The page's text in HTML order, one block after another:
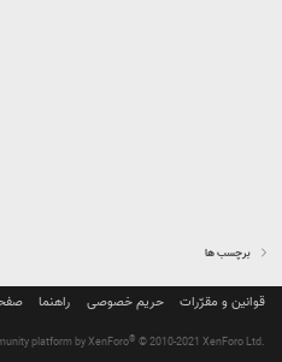
برچسب ها
قوانین و مقرّرات حریم خصوصی راهنما
platform by XenForo® © 2010-2021 XenForo Ltd.